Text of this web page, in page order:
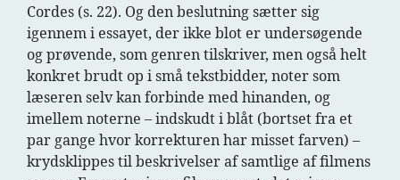
Cordes (s. 22). Og den beslutning sætter sig
igennem i essayet, der ikke blot er undersøgende
og prøvende, som genren tilskriver, men også helt
konkret brudt op i små tekstbidder, noter som
læseren selv kan forbinde med hinanden, og
imellem noterne – indskudt i blåt (bortset fra et
par gange hvor korrekturen har misset farven) –
krydsklippes til beskrivelser af samtlige af filmens